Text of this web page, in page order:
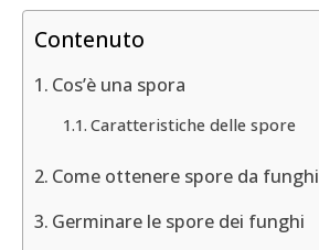
Contenuto
Cos’è una spora
Caratteristiche delle spore
Come ottenere spore da funghi
Germinare le spore dei funghi